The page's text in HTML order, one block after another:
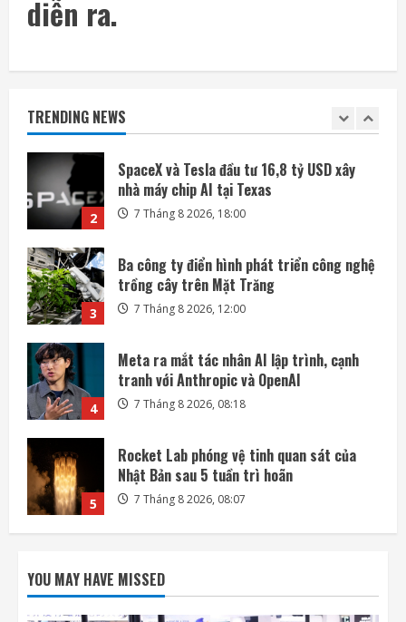
diễn ra.
TRENDING NEWS
1
2
SpaceX và Tesla đầu tư 16,8 tỷ USD xây
3
Ba công ty điển hình phát triển công nghệ
trồng cây trên Mặt Trăng
7 Tháng 8 2026, 12:00
4
Meta ra mắt tác nhân AI lập trình, cạnh
tranh với Anthropic và OpenAI
7 Tháng 8 2026, 08:18
5
Rocket Lab phóng vệ tinh quan sát của
Nhật Bản sau 5 tuần trì hoãn
7 Tháng 8 2026, 08:07
1
DeepSeek đầu tư vào Unitree, hợp tác phát
triển AI cho robot hình người
7 Tháng 8 2026, 22:20
2
nhà máy chip AI tại Texas
7 Tháng 8 2026, 18:00
YOU MAY HAVE MISSED